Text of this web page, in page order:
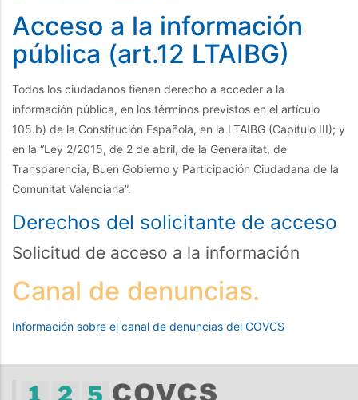
Acceso a la información
pública (art.12 LTAIBG)
Todos los ciudadanos tienen derecho a acceder a la
información pública, en los términos previstos en el artículo
105.b) de la Constitución Española, en la LTAIBG (Capítulo III); y
en la “Ley 2/2015, de 2 de abril, de la Generalitat, de
Transparencia, Buen Gobierno y Participación Ciudadana de la
Comunitat Valenciana”.
Derechos del solicitante de acceso
Solicitud de acceso a la información
Canal de denuncias.
Información sobre el canal de denuncias del COVCS